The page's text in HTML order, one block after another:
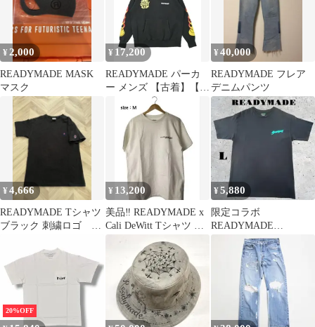
¥ 2,000
READYMADE MASK
マスク
¥ 17,200
READYMADE パーカ
ー メンズ 【古着】【中
古】【送料無料】
¥40,000
READYMADE フレア
デニムパンツ
¥4,666
READYMADE Tシャツ
ブラック 刺繍ロゴ ピ
¥ 13,200
美品‼︎ READYMADE x
Cali DeWitt Tシャツ ホ
¥5,880
限定コラボ
READYMADE
PSYCHWORLD Tシャ
ツ レディメイド L
20%OFF